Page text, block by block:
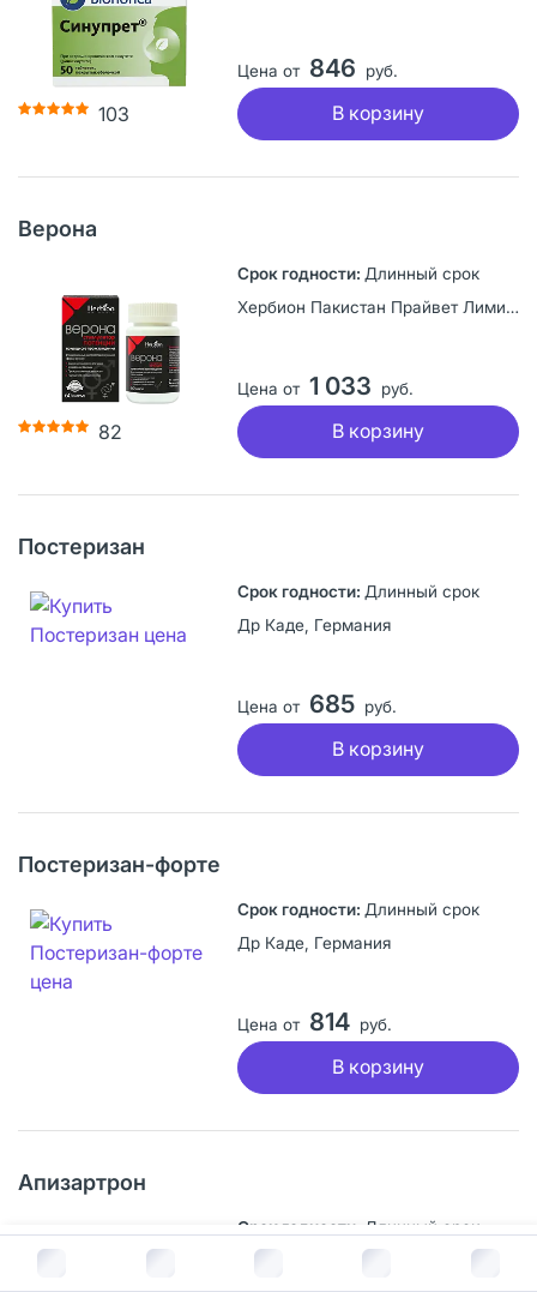
В корзину за руб.
103
Цена от 846 руб.
В корзину
Верона
82
Длинный срок
Хербион Пакистан Прайвет Лимитед, Пакистан
Цена от 1 033 руб.
В корзину
Постеризан
Длинный срок
Др Каде, Германия
Цена от 685 руб.
В корзину
Постеризан-форте
Длинный срок
Др Каде, Германия
Цена от 814 руб.
В корзину
Апизартрон
Длинный срок